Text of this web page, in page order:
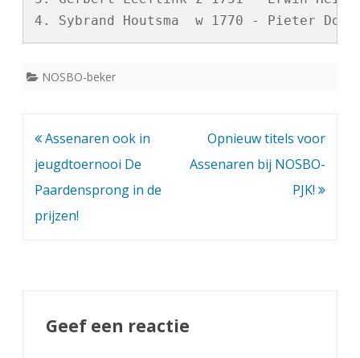
NOSBO-beker
Bericht
navigatie
Assenaren ook in
jeugdtoernooi De
Paardensprong in de
prijzen!
Opnieuw titels voor
Assenaren bij NOSBO-
PJK!
Geef een reactie